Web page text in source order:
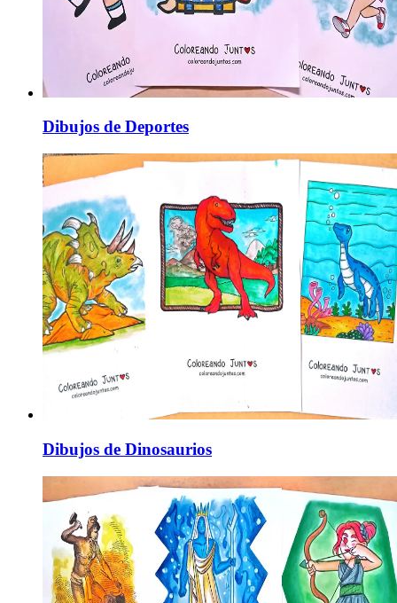
Dibujos de Deportes
Dibujos de Dinosaurios